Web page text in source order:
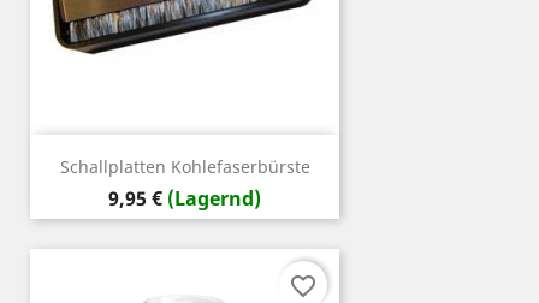
Schallplatten Kohlefaserbürste
Preis
9,95 € (Lagernd)
favorite_border